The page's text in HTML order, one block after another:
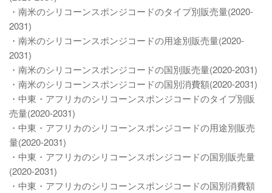
・南米のシリコーンスポンジコードのタイプ別販売量(2020-
2031)
・南米のシリコーンスポンジコードの用途別販売量(2020-
2031)
・南米のシリコーンスポンジコードの国別販売量(2020-2031)
・南米のシリコーンスポンジコードの国別消費額(2020-2031)
・中東・アフリカのシリコーンスポンジコードのタイプ別販
売量(2020-2031)
・中東・アフリカのシリコーンスポンジコードの用途別販売
量(2020-2031)
・中東・アフリカのシリコーンスポンジコードの国別販売量
(2020-2031)
・中東・アフリカのシリコーンスポンジコードの国別消費額